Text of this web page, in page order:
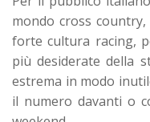
mondo cross
forte cultura racing,
più desiderate della
estrema in modo
il numero davanti o